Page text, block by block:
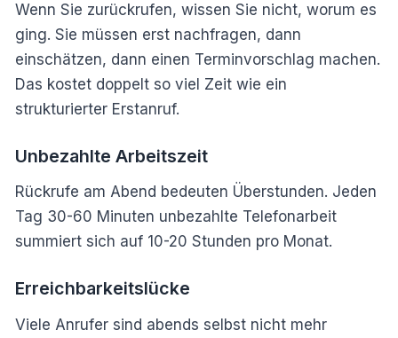
Wenn Sie zurückrufen, wissen Sie nicht, worum es
ging. Sie müssen erst nachfragen, dann
einschätzen, dann einen Terminvorschlag machen.
Das kostet doppelt so viel Zeit wie ein
strukturierter Erstanruf.
Unbezahlte Arbeitszeit
Rückrufe am Abend bedeuten Überstunden. Jeden
Tag 30-60 Minuten unbezahlte Telefonarbeit
summiert sich auf 10-20 Stunden pro Monat.
Erreichbarkeitslücke
Viele Anrufer sind abends selbst nicht mehr